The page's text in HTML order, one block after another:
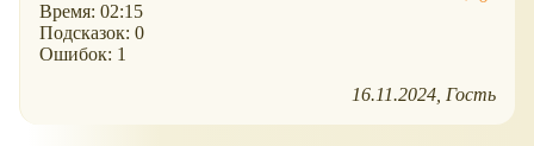
Время: 02:15
Подсказок: 0
Ошибок: 1
16.11.2024 Гость